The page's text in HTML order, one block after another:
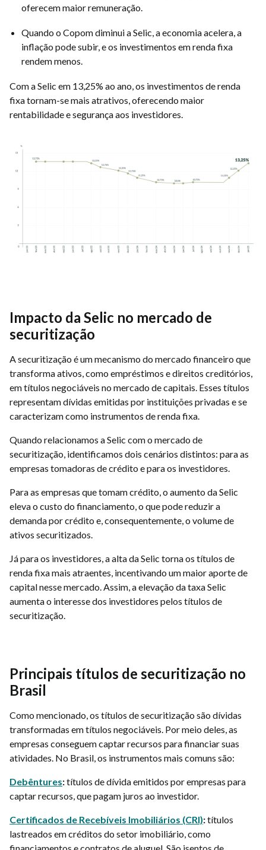
oferecem maior remuneração.
Quando o Copom diminui a Selic, a economia acelera, a
inflação pode subir, e os investimentos em renda fixa
rendem menos.
Com a Selic em 13,25% ao ano, os investimentos de renda
fixa tornam-se mais atrativos, oferecendo maior
rentabilidade e segurança aos investidores.
Impacto da Selic no mercado de
securitização
A securitização é um mecanismo do mercado financeiro que
transforma ativos, como empréstimos e direitos creditórios,
em títulos negociáveis no mercado de capitais. Esses títulos
representam dívidas emitidas por instituições privadas e se
caracterizam como instrumentos de renda fixa.
Quando relacionamos a Selic com o mercado de
securitização, identificamos dois cenários distintos: para as
empresas tomadoras de crédito e para os investidores.
Para as empresas que tomam crédito, o aumento da Selic
eleva o custo do financiamento, o que pode reduzir a
demanda por crédito e, consequentemente, o volume de
ativos securitizados.
Já para os investidores, a alta da Selic torna os títulos de
renda fixa mais atraentes, incentivando um maior aporte de
capital nesse mercado. Assim, a elevação da taxa Selic
aumenta o interesse dos investidores pelos títulos de
securitização.
Principais títulos de securitização no
Brasil
Como mencionado, os títulos de securitização são dívidas
transformadas em títulos negociáveis. Por meio deles, as
empresas conseguem captar recursos para financiar suas
atividades. No Brasil, os instrumentos mais comuns são:
Debêntures:títulos de dívida emitidos por empresas para
captar recursos, que pagam juros ao investidor.
Certificados de Recebíveis Imobiliários (CRI):títulos
lastreados em créditos do setor imobiliário, como